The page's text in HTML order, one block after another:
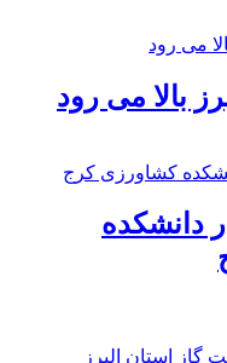
بالا می رود
دانشکده